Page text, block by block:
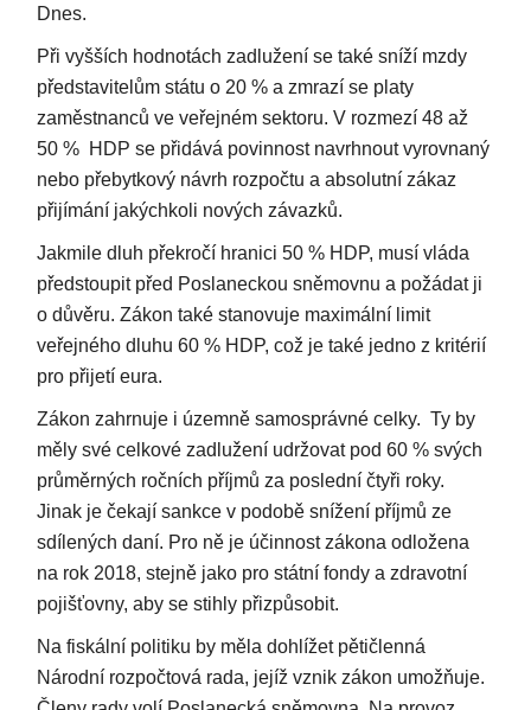
Dnes.
Při vyšších hodnotách zadlužení se také sníží mzdy
představitelům státu o 20 % a zmrazí se platy
zaměstnanců ve veřejném sektoru. V rozmezí 48 až
50 % HDP se přidává povinnost navrhnout vyrovnaný
nebo přebytkový návrh rozpočtu a absolutní zákaz
přijímání jakýchkoli nových závazků.
Jakmile dluh překročí hranici 50 % HDP, musí vláda
předstoupit před Poslaneckou sněmovnu a požádat ji
o důvěru. Zákon také stanovuje maximální limit
veřejného dluhu 60 % HDP, což je také jedno z kritérií
pro přijetí eura.
Zákon zahrnuje i územně samosprávné celky. Ty by
měly své celkové zadlužení udržovat pod 60 % svých
průměrných ročních příjmů za poslední čtyři roky.
Jinak je čekají sankce v podobě snížení příjmů ze
sdílených daní. Pro ně je účinnost zákona odložena
na rok 2018, stejně jako pro státní fondy a zdravotní
pojišťovny, aby se stihly přizpůsobit.
Na fiskální politiku by měla dohlížet pětičlenná
Národní rozpočtová rada, jejíž vznik zákon umožňuje.